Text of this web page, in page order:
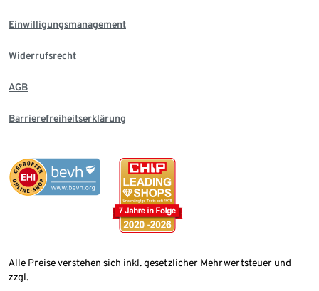
Einwilligungsmanagement
Widerrufsrecht
AGB
Barrierefreiheitserklärung
Alle Preise verstehen sich inkl. gesetzlicher Mehrwertsteuer und
zzgl.